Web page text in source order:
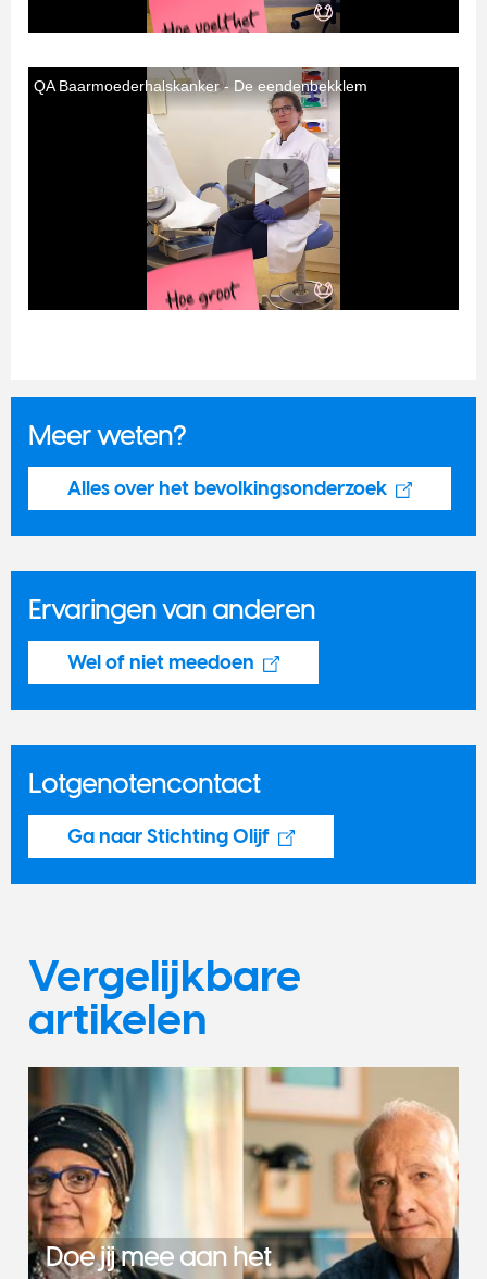
Meer weten?
Alles over het bevolkingsonderzoek
Ervaringen van anderen
Wel of niet meedoen
Lotgenotencontact
Ga naar Stichting Olijf
Vergelijkbare
artikelen
Doe jij mee aan het